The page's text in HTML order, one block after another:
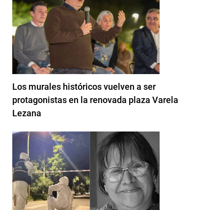
Los murales históricos vuelven a ser
protagonistas en la renovada plaza Varela
Lezana